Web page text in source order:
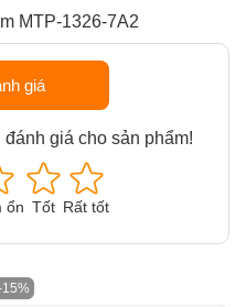
MTP-1326-7A2
giá
giá cho sản phẩm!
ổn Tốt Rất tốt
15%